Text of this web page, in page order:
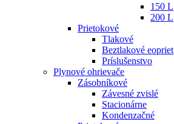
150 L
200 L
Prietokové
Tlakové
Beztlakové eopriet
Príslušenstvo
Plynové ohrievače
Zásobníkové
Závesné zvislé
Stacionárne
Kondenzačné